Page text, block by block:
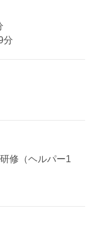
分
修（ヘルパー1